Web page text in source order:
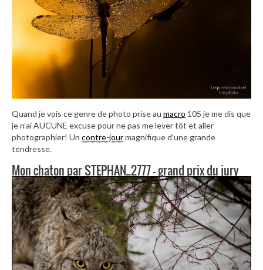
Quand je vois ce genre de photo prise au macro 105 je me dis que
je n’ai AUCUNE excuse pour ne pas me lever tôt et aller
photographier! Un contre-jourmagnifique d’une grande
tendresse.
Mon chaton par STEPHAN_2777 – grand prix du jury